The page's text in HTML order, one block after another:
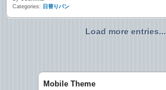
Categories: 日替りパン
Load more entries...
Mobile Theme